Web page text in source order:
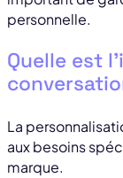
personnelle.
Quelle est
La
aux besoins
marque.